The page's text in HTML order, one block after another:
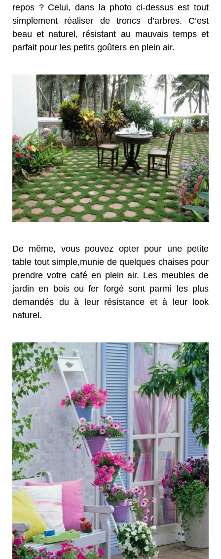
repos ? Celui, dans la photo ci-dessus est tout
simplement réaliser de troncs d’arbres. C’est
beau et naturel, résistant au mauvais temps et
parfait pour les petits goûters en plein air.
De même, vous pouvez opter pour une petite
table tout simple,munie de quelques chaises pour
prendre votre café en plein air. Les meubles de
jardin en bois ou fer forgé sont parmi les plus
demandés du à leur résistance et à leur look
naturel.